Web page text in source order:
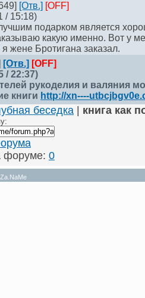
[Отв.] [OFF]
/ 15:18)
подарком является
какую именно. Вот у
жене Бротигана заказал.
[Отв.] [OFF]
/ 22:37)
рукоделия и валяния
книги http://xn----
беседка книга как
форуме: 0